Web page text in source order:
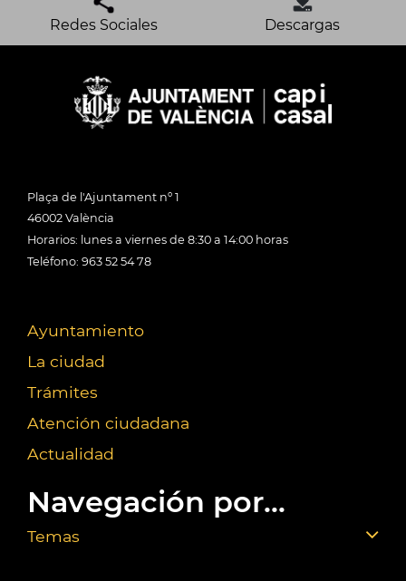
Redes Sociales Descargas
Plaça de l'Ajuntament nº 1
46002 València
Horarios: lunes a viernes de 8:30 a 14:00 horas
Teléfono: 963 52 54 78
Ayuntamiento
La ciudad
Trámites
Atención ciudadana
Actualidad
Navegación por...
Temas